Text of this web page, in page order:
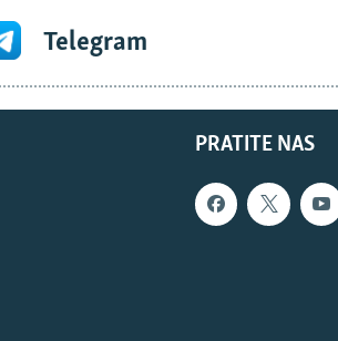
Telegram
PRATITE NAS